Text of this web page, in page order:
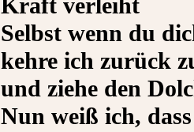
Kraft verleiht
Selbst wenn du
kehre ich zurück
und ziehe den
Nun weiß ich,